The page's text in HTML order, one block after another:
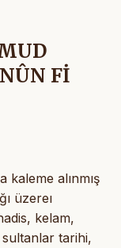
Fİ
kaleme alınmış
üzereı
kelam,
tarihi,